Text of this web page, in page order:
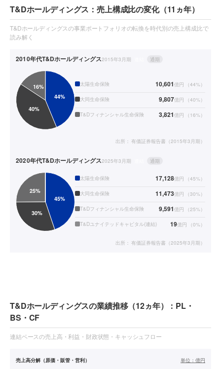
T&Dホールディングス：売上構成比の変化（11ヵ年）
T&Dホールディングスの事業ポートフォリオの転換を時代別の売上構成比で
読み解く
2010年代T&Dホールディングス2015年3月期 通期
太陽生命保険 10,601億円 （44%）
大同生命保険 9,807億円 （40%）
T&Dフィナンシャル生命保険 3,821億円 （ 16%）
出所： 有価証券報告書（2015年3月期）
2020年代T&Dホールディングス2025年3月期 通期
太陽生命保険 17,128億円 （45%）
大同生命保険 11,473億円 （30%）
T&Dフィナンシャル生命保険 9,591億円 （25%）
T&Dユナイテッドキャピタル(連結) 19億円 （0%）
出所： 有価証券報告書（2025年3月期）
T&Dホールディングスの業績推移（12ヵ年）：PL・
BS・CF
連結ベースの売上高・利益・財政状態・キャッシュフロー
売上高分解（原価・販管・営利） 単位： 億円